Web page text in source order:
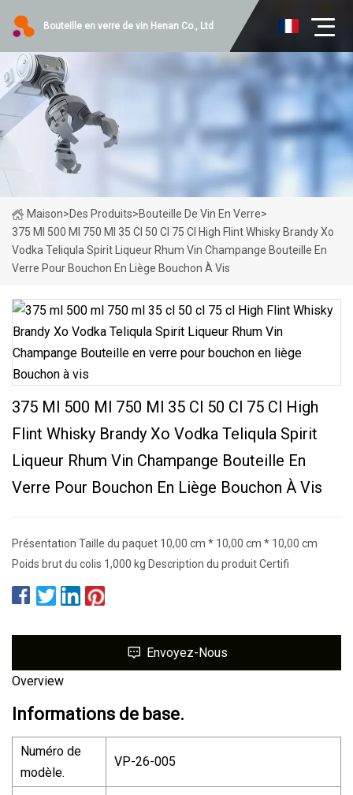
Bouteille en verre de vin Henan Co., Ltd
Maison>Des Produits>Bouteille De Vin En Verre>
375 Ml 500 Ml 750 Ml 35 Cl 50 Cl 75 Cl High Flint Whisky Brandy Xo
Vodka Teliqula Spirit Liqueur Rhum Vin Champange Bouteille En
Verre Pour Bouchon En Liège Bouchon À Vis
375 Ml 500 Ml 750 Ml 35 Cl 50 Cl 75 Cl High
Flint Whisky Brandy Xo Vodka Teliqula Spirit
Liqueur Rhum Vin Champange Bouteille En
Verre Pour Bouchon En Liège Bouchon À Vis
Présentation Taille du paquet 10,00 cm * 10,00 cm * 10,00 cm
Poids brut du colis 1,000 kg Description du produit Certifi
Envoyez-Nous
Overview
Informations de base.
Numéro de
modèle.
VP-26-005